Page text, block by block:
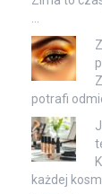
potrafi
każdej